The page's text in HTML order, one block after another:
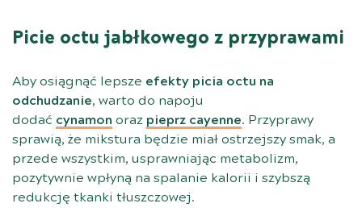
Picie octu jabłkowego z przyprawami
Aby osiągnąć lepsze efekty picia octu na
odchudzanie, warto do napoju
dodać cynamon oraz pieprz cayenne. Przyprawy
sprawią, że mikstura będzie miał ostrzejszy smak, a
przede wszystkim, usprawniając metabolizm,
pozytywnie wpłyną na spalanie kalorii i szybszą
redukcję tkanki tłuszczowej.